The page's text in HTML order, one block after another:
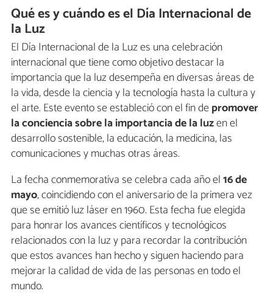
Qué es y cuándo es el Día Internacional de
la Luz
El Día Internacional de la Luz es una celebración
internacional que tiene como objetivo destacar la
importancia que la luz desempeña en diversas áreas de
la vida, desde la ciencia y la tecnología hasta la cultura y
el arte. Este evento se estableció con el fin depromover
la conciencia sobre la importancia de la luzen el
desarrollo sostenible, la educación, la medicina, las
comunicaciones y muchas otras áreas.
La fecha conmemorativa se celebra cada año el16 de
mayo, coincidiendo con el aniversario de la primera vez
que se emitió luz láser en 1960. Esta fecha fue elegida
para honrar los avances científicos y tecnológicos
relacionados con la luz y para recordar la contribución
que estos avances han hecho y siguen haciendo para
mejorar la calidad de vida de las personas en todo el
mundo.